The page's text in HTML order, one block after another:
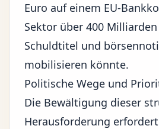
Euro auf einem EU-
Sektor über 400
Schuldtitel und
mobilisieren könnte.
Politische Wege und
Die Bewältigung dieser
Herausforderung